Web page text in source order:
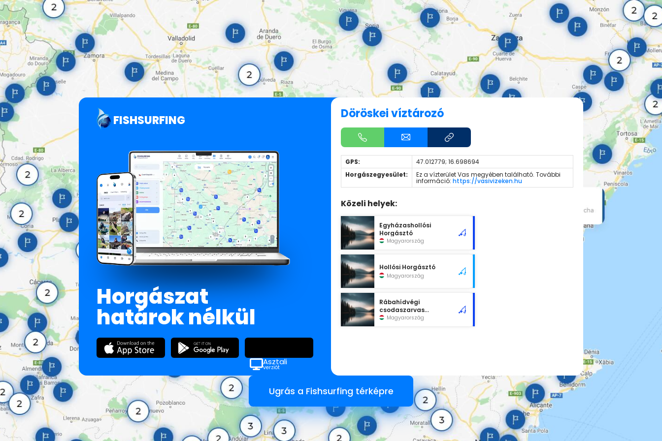
FISHSURFING
Horgászat
határok nélkül
Asztali
verziót
Döröskei víztározó
GPS:
47.012779; 16.698694
Horgászegyesület:
Ez a vízterület Vas megyében található. További
információ: https://vasivizeken.hu
Közeli helyek:
Egyházashollósi
Horgásztó
Magyarország
Hollósi Horgásztó
Magyarország
Rábahídvégi
csodaszarvas
horgásztó
Magyarország
Ugrás a Fishsurfing térképre